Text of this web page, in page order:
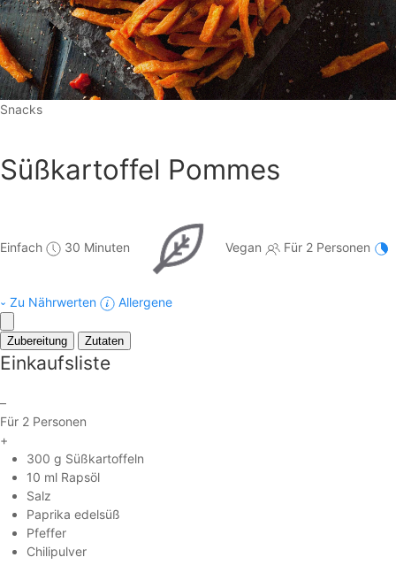
Snacks
Süßkartoffel Pommes
Einfach 30 Minuten Vegan Für 2 Personen
Zu Nährwerten Allergene
Zubereitung Zutaten
Einkaufsliste
–
Für 2 Personen
+
300 g Süßkartoffeln
10 ml Rapsöl
Salz
Paprika edelsüß
Pfeffer
Chilipulver